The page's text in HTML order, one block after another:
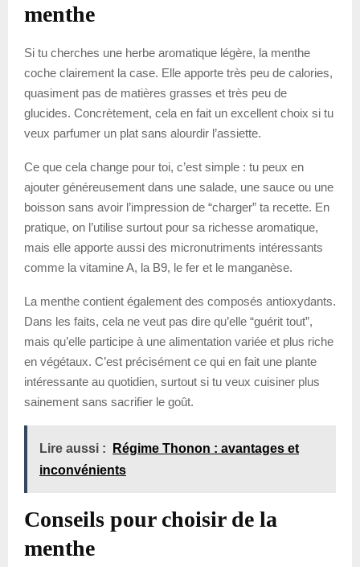
menthe
Si tu cherches une herbe aromatique légère, la menthe
coche clairement la case. Elle apporte très peu de calories,
quasiment pas de matières grasses et très peu de
glucides. Concrètement, cela en fait un excellent choix si tu
veux parfumer un plat sans alourdir l’assiette.
Ce que cela change pour toi, c’est simple : tu peux en
ajouter généreusement dans une salade, une sauce ou une
boisson sans avoir l’impression de “charger” ta recette. En
pratique, on l’utilise surtout pour sa richesse aromatique,
mais elle apporte aussi des micronutriments intéressants
comme la vitamine A, la B9, le fer et le manganèse.
La menthe contient également des composés antioxydants.
Dans les faits, cela ne veut pas dire qu’elle “guérit tout”,
mais qu’elle participe à une alimentation variée et plus riche
en végétaux. C’est précisément ce qui en fait une plante
intéressante au quotidien, surtout si tu veux cuisiner plus
sainement sans sacrifier le goût.
Lire aussi :
Régime Thonon : avantages et
inconvénients
Conseils pour choisir de la
menthe